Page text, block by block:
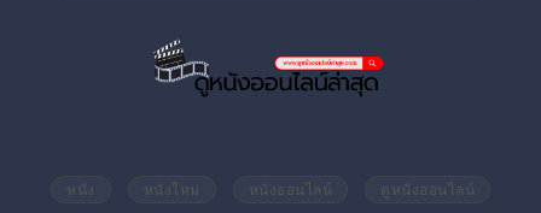
หนัง หนังใหม่ หนังออนไลน์ ดูหนังออนไลน์